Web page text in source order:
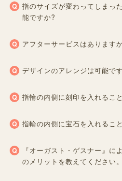
指のサイズが変わってしまっ
能ですか?
アフターサービスはあります
デザインのアレンジは可能で
指輪の内側に刻印を入れるこ
指輪の内側に宝石を入れるこ
『オーガスト・ゲスナー』に
のメリットを教えてください。